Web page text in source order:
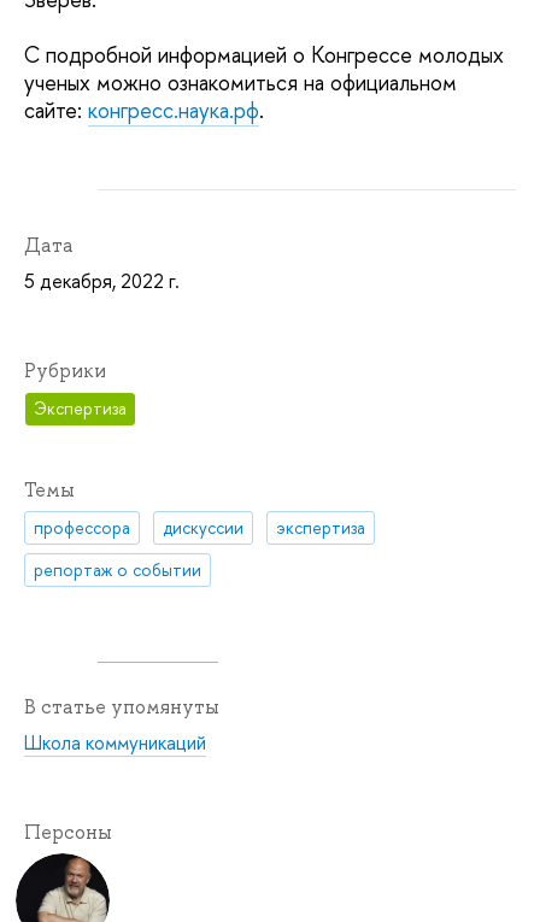
С подробной информацией о Конгрессе молодых
ученых можно ознакомиться на официальном
сайте: конгресс.наука.рф.
Дата
5 декабря, 2022 г.
Рубрики
Экспертиза
Темы
профессора дискуссии
экспертиза
репортаж о событии
В статье упомянуты
Школа коммуникаций
Персоны